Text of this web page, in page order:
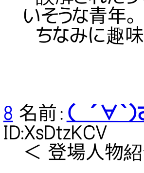
いそうな青年。
ちなみに趣
8 名前： （ ´∀｀）
ID:XsDtzKCV
＜ 登場人物紹